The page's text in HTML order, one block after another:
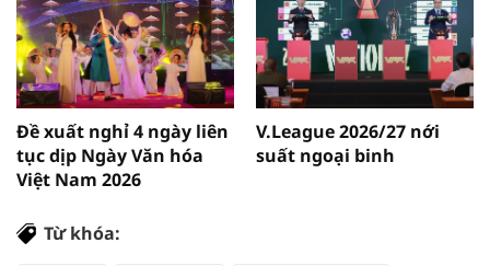
Đề xuất nghỉ 4 ngày liên
tục dịp Ngày Văn hóa
Việt Nam 2026
V.League 2026/27 nới
suất ngoại binh
Từ khóa: